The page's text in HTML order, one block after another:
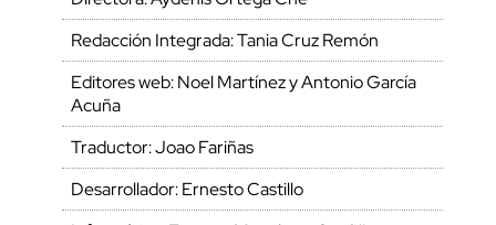
Redacción Integrada: Tania Cruz Remón
Editores web: Noel Martínez y Antonio García
Acuña
Traductor: Joao Fariñas
Desarrollador: Ernesto Castillo